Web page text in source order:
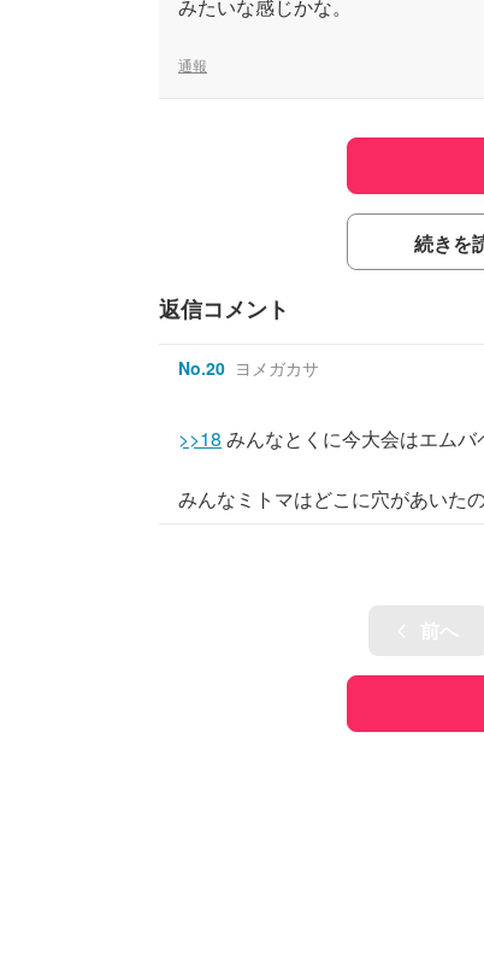
みたいな感じかな。
通報
続きを
返信コメント
No.20 ヨメガカサ
>>18 みんなとくに今大会はエムバ
みんなミトマはどこに穴があいたの